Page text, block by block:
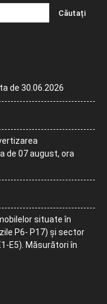
de 30.06.2026
de 07 august, ora
situate în
P6- P17) și sector
E5). Măsurători în